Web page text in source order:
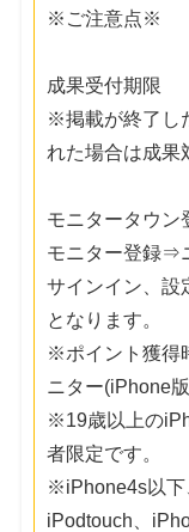
※ご注意点※
成果受付期限
※掲載が終了し
れた場合は成果
モニタータウン
モニター登録⇒
サインイン、設
となります。
※ポイント獲得
ニター(iPhone
※19歳以上の
者限定です。
※iPhone4s以下
iPodtouch、